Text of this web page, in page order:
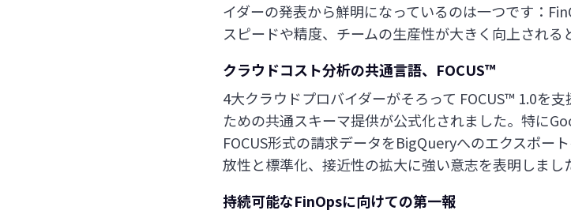
イダーの発表から鮮明になっているのは一つです：
スピードや精度、チームの生産性が大きく向上される
クラウドコスト分析の共通言語、FOCUS™
4大クラウドプロバイダーがそろって FOCUS™ 1.0を
ための共通スキーマ提供が公式化されました。特に
FOCUS形式の請求データをBigQueryへのエクスポー
放性と標準化、接近性の拡大に強い意志を表明しまし
持続可能なFinOpsに向けての第一報